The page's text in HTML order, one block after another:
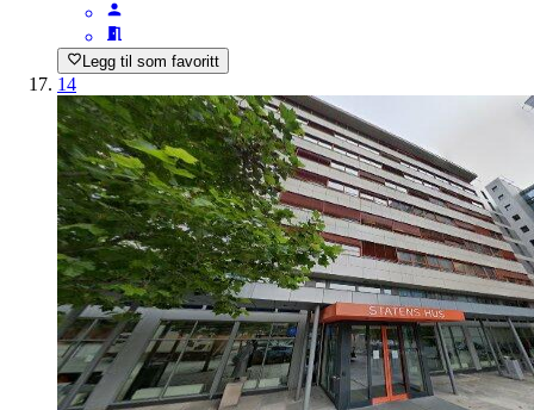
Legg til som favoritt
14